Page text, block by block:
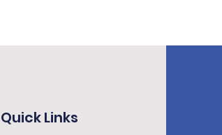
Quick Links